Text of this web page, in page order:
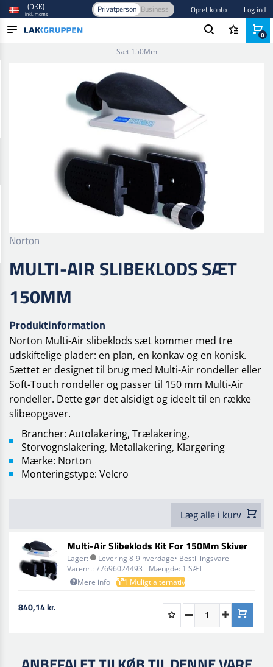
(DKK)
inkl. moms Privatperson Business Opret konto Log ind
Sæt 150Mm
Norton
MULTI-AIR SLIBEKLODS SÆT
150MM
Produktinformation
Norton Multi-Air slibeklods sæt kommer med tre
udskiftelige plader: en plan, en konkav og en konisk.
Sættet er designet til brug med Multi-Air rondeller eller
Soft-Touch rondeller og passer til 150 mm Multi-Air
rondeller. Dette gør det alsidigt og ideelt til en række
slibeopgaver.
Brancher: Autolakering, Trælakering,
Storvognslakering, Metallakering, Klargøring
Mærke: Norton
Monteringstype: Velcro
Læg alle i kurv
Multi-Air Slibeklods Kit For 150Mm Skiver
Lager:
Levering 8-9 hverdage• Bestillingsvare
Varenr.: 77696024493 Mængde: 1 SÆT
Mere info
1 Muligt alternativ
840,14 kr.
0